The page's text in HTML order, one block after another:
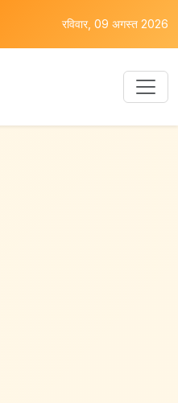
रविवार, 09 अगस्त 2026